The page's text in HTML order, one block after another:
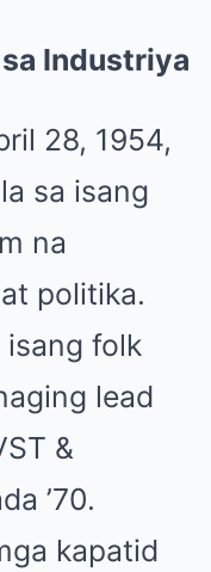
Industriya
28, 1954,
sa isang
na
politika.
isang folk
lead
&
’70.
kapatid